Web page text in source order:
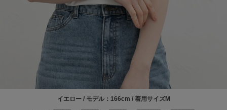
イエロー / モデル：166cm / 着用サイズM